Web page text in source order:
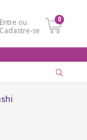
Entre ou
Cadastre-se
0